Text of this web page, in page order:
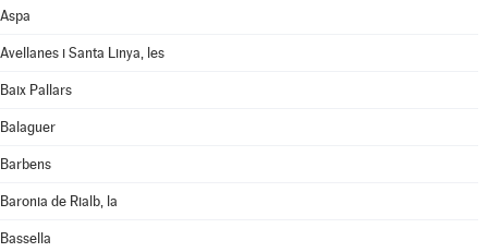
Aspa
Avellanes i Santa Linya, les
Baix Pallars
Balaguer
Barbens
Baronia de Rialb, la
Bassella